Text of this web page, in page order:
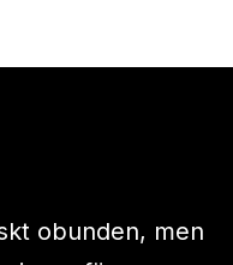
obunden, men